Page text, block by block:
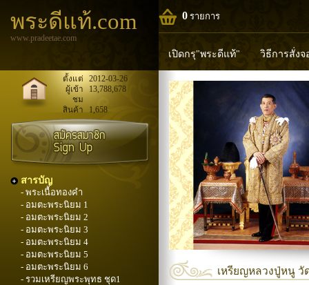
พระดีแท้.com
www.pradeetae.com
0 รายการ
เปิดกรุ"พระดีแท้" วิธีการสั่งจ
หลวงพ่อทวด หลวงปู่ทิม
พระพุทธวิริยากร
ตั้งแต่
2012-03-26
ผู้เข้า
ชม
13,788,678
สินค้า 1,658
สารบัญ
- พระเนื้อทองคำ
- อมตะพระนิยม 1
- อมตะพระนิยม 2
- อมตะพระนิยม 3
- อมตะพระนิยม 4
- อมตะพระนิยม 5
- อมตะพระนิยม 6
- รวมเหรียญพระพุทธ ชุด1
เหรียญหลวงปู่หนู วั